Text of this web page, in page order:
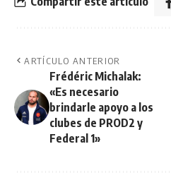
ARTÍCULO ANTERIOR
Frédéric Michalak:
«Es necesario
brindarle apoyo a los
clubes de PROD2 y
Federal 1»